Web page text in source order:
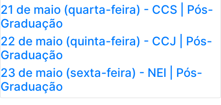
21 de maio (quarta-feira) - CCS | Pós-
Graduação
22 de maio (quinta-feira) - CCJ | Pós-
Graduação
23 de maio (sexta-feira) - NEI | Pós-
Graduação